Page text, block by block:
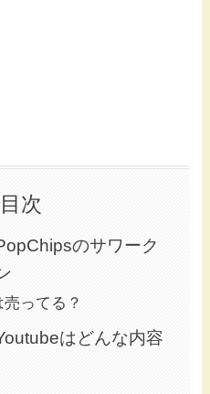
目次
のサワーク
ってる？
はどんな内容